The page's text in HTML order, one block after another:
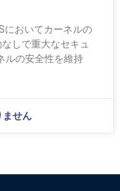
においてカーネルの
しで重大なセキュ
ルの安全性を維持
ません